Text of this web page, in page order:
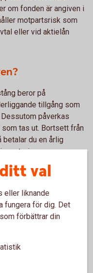
om fonden är angiven i
motpartsrisk som
eller vid aktielån
beror på
tillgång som
påverkas
tas ut. Bortsett från
betalar du en årlig
ETF:er
välj den som passar
val
eller liknande
fungera för dig. Det
förbättrar din